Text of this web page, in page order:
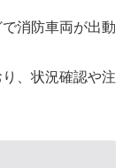
消防車両が出動
、状況確認や注